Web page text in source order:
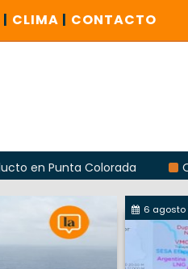
| CLIMA | CONTACTO
Colorada
Odarda
6 agosto